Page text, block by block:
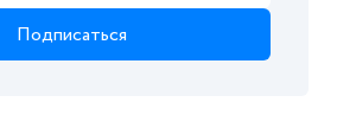
Подписаться